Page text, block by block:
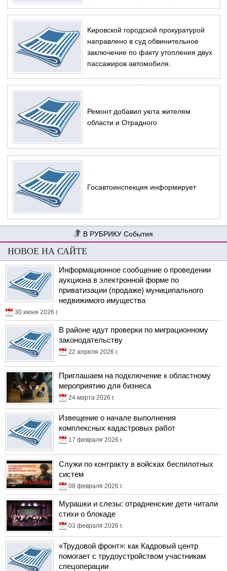
Кировской городской прокуратурой
направлено в суд обвинительное
заключение по факту утопления двух
пассажиров автомобиля.
Ремонт добавил уюта жителям
области и Отрадного
Госавтоинспекция информирует
События
НОВОЕ НА САЙТЕ
Информационное сообщение о проведении
аукциона в электронной форме по
приватизации (продаже) муниципального
недвижимого имущества
30 июня 2026 г.
В районе идут проверки по миграционному
законодательству
22 апреля 2026 г.
Приглашаем на подключение к областному
мероприятию для бизнеса
24 марта 2026 г.
Извещение о начале выполнения
комплексных кадастровых работ
17 февраля 2026 г.
Служи по контракту в войсках беспилотных
систем
08 февраля 2026 г.
Мурашки и слезы: отрадненские дети читали
стихи о блокаде
03 февраля 2026 г.
«Трудовой фронт»: как Кадровый центр
помогает с трудоустройством участникам
спецоперации